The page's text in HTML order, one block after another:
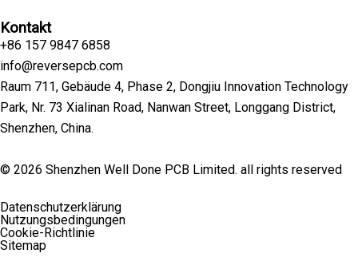
Kontakt
+86 157 9847 6858
info@reversepcb.com
Raum 711, Gebäude 4, Phase 2, Dongjiu Innovation Technology
Park, Nr. 73 Xialinan Road, Nanwan Street, Longgang District,
Shenzhen, China.
© 2026 Shenzhen Well Done PCB Limited. all rights reserved
Datenschutzerklärung
Nutzungsbedingungen
Cookie-Richtlinie
Sitemap